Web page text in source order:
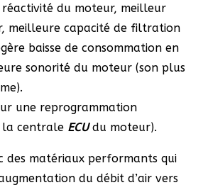
du moteur, meilleur
meilleure capacité de filtration
baisse de consommation en
sonorité du moteur (son plus
une reprogrammation
la centrale ECUdu moteur).
des matériaux performants qui
du débit d’air vers